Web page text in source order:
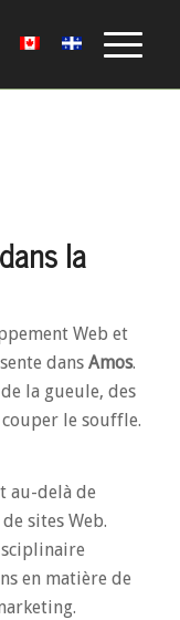
la
Web et
dans Amos.
la gueule, des
le souffle.
au-delà de
sites Web.
en matière de